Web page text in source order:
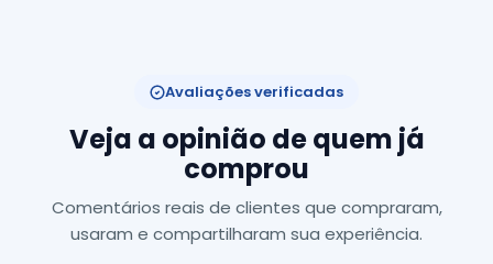
Avaliações verificadas
Veja a opinião de quem já
comprou
Comentários reais de clientes que compraram,
usaram e compartilharam sua experiência.